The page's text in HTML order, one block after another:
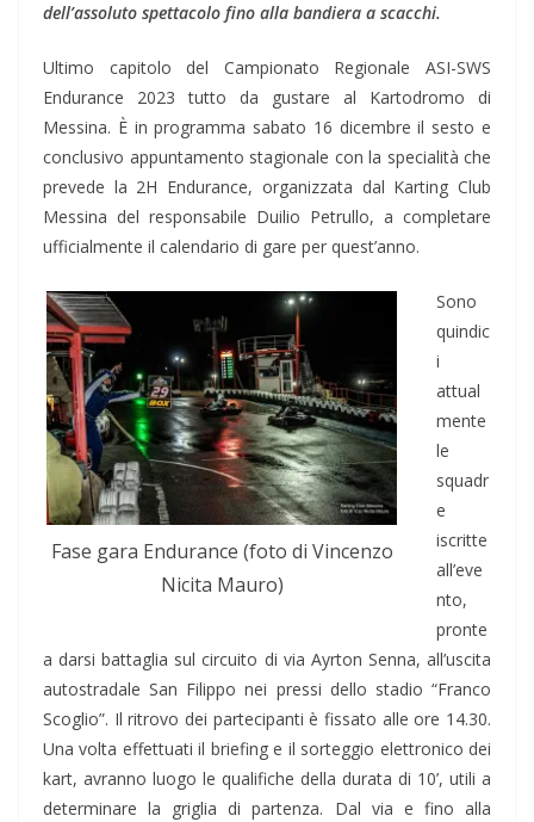
dell’assoluto spettacolo fino alla bandiera a scacchi.
Ultimo capitolo del Campionato Regionale ASI-SWS
Endurance 2023 tutto da gustare al Kartodromo di
Messina. È in programma sabato 16 dicembre il sesto e
conclusivo appuntamento stagionale con la specialità che
prevede la 2H Endurance, organizzata dal Karting Club
Messina del responsabile Duilio Petrullo, a completare
ufficialmente il calendario di gare per quest’anno.
Fase gara Endurance (foto di Vincenzo
Nicita Mauro)
Sono
quindic
i
attual
mente
le
squadr
e
iscritte
all’eve
nto,
pronte
a darsi battaglia sul circuito di via Ayrton Senna, all’uscita
autostradale San Filippo nei pressi dello stadio “Franco
Scoglio”. Il ritrovo dei partecipanti è fissato alle ore 14.30.
Una volta effettuati il briefing e il sorteggio elettronico dei
kart, avranno luogo le qualifiche della durata di 10’, utili a
determinare la griglia di partenza. Dal via e fino alla